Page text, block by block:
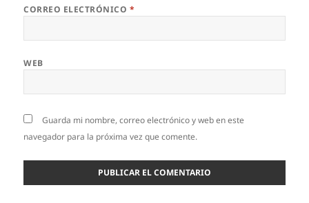
CORREO ELECTRÓNICO *
WEB
Guarda mi nombre, correo electrónico y web en este
navegador para la próxima vez que comente.